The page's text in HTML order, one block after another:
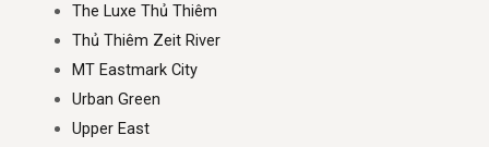
The Luxe Thủ Thiêm
Thủ Thiêm Zeit River
MT Eastmark City
Urban Green
Upper East